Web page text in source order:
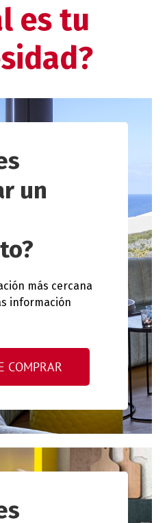
es tu
un
más cercana
información
COMPRAR